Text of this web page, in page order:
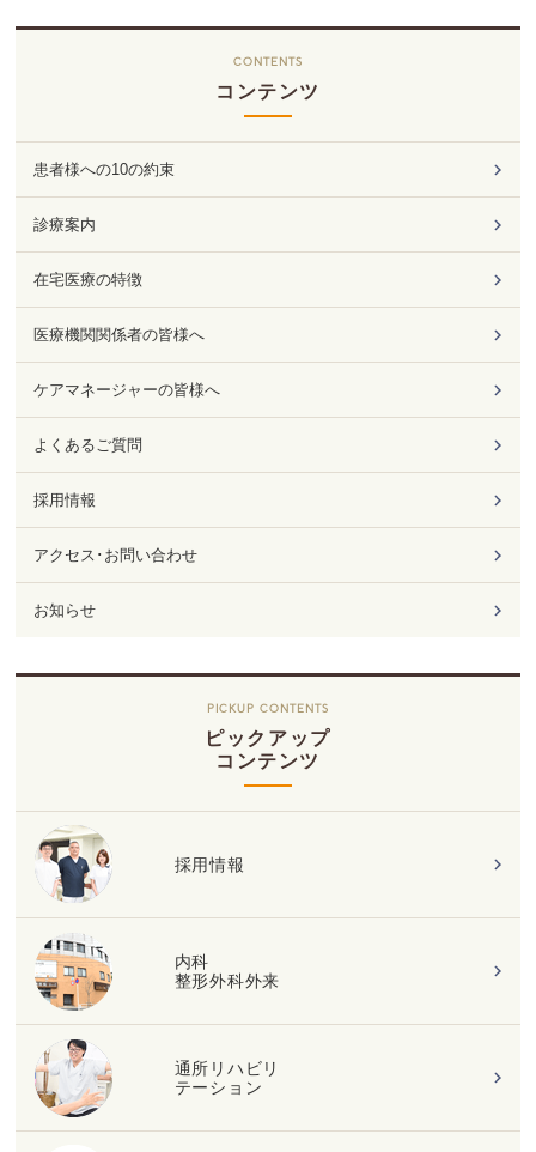
CONTENTS
コンテンツ
患者様への10の約束
診療案内
在宅医療の特徴
医療機関関係者の皆様へ
ケアマネージャーの皆様へ
よくあるご質問
採用情報
アクセス･お問い合わせ
お知らせ
PICKUP CONTENTS
ピックアップ
コンテンツ
採用情報
内科
整形外科外来
通所リハビリ
テーション